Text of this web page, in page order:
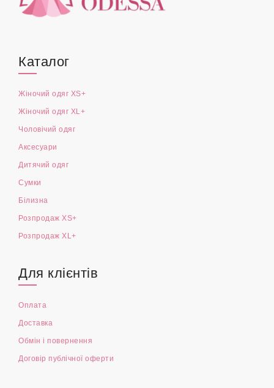
Каталог
Жіночий одяг XS+
Жіночий одяг XL+
Чоловічий одяг
Аксесуари
Дитячий одяг
Сумки
Білизна
Розпродаж XS+
Розпродаж XL+
Для клієнтів
Оплата
Доставка
Обмін і повернення
Договір публічної оферти